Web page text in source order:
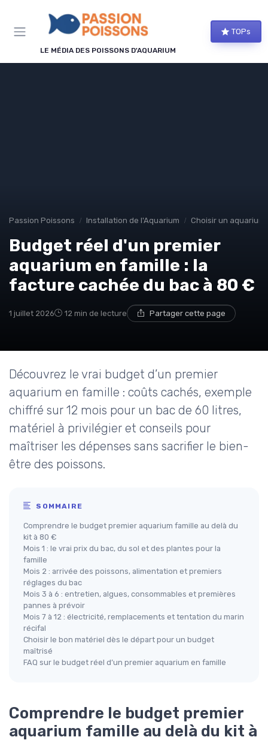
LE MÉDIA DES POISSONS D'AQUARIUM
TOPs
Passion Poissons Installation de l'Aquarium Choisir un aquarium
Budget réel d'un premier
aquarium en famille : la
facture cachée du bac à 80 €
1 juillet 2026 12 min de lecture Partager cette page
Découvrez le vrai budget d’un premier
aquarium en famille : coûts cachés, exemple
chiffré sur 12 mois pour un bac de 60 litres,
matériel à privilégier et conseils pour
maîtriser les dépenses sans sacrifier le bien-
être des poissons.
SOMMAIRE
Comprendre le budget premier aquarium famille au delà du
kit à 80 €
Mois 1 : le vrai prix du bac, du sol et des plantes pour la
famille
Mois 2 : arrivée des poissons, alimentation et premiers
réglages du bac
Mois 3 à 6 : entretien, algues, consommables et premières
pannes à prévoir
Mois 7 à 12 : électricité, remplacements et tentation du marin
récifal
Choisir le bon matériel dès le départ pour un budget
maîtrisé
FAQ sur le budget réel d’un premier aquarium en famille
Comprendre le budget premier
aquarium famille au delà du kit à